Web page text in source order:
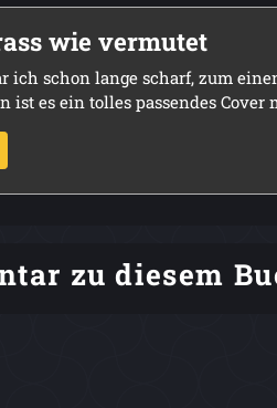
wie vermutet
ich schon lange scharf, zum
ist es ein tolles passendes
zu diesem